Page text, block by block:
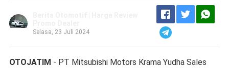
Selasa, 23 Juli 2024
OTOJATIM - PT Mitsubishi Motors Krama Yudha Sales